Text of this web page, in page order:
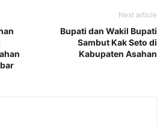
Next article
Bupati dan Wakil Bupati
Sambut Kak Seto di
Kabupaten Asahan